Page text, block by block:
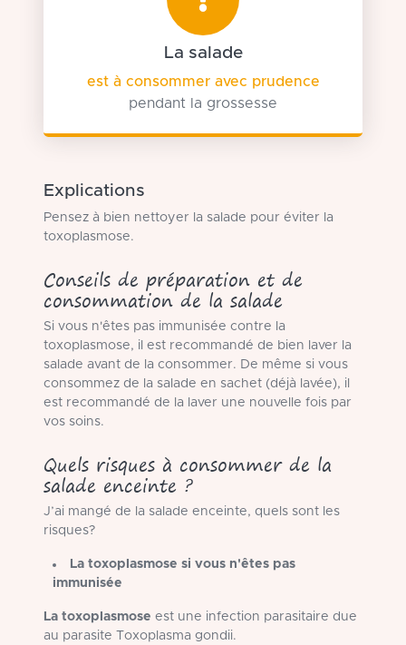
La salade
est à consommer avec prudence
pendant la grossesse
Explications
Pensez à bien nettoyer la salade pour éviter la
toxoplasmose.
Conseils de préparation et de
consommation de la salade
Si vous n'êtes pas immunisée contre la
toxoplasmose, il est recommandé de bien laver la
salade avant de la consommer. De même si vous
consommez de la salade en sachet (déjà lavée), il
est recommandé de la laver une nouvelle fois par
vos soins.
Quels risques à consommer de la
salade enceinte ?
J’ai mangé de la salade enceinte, quels sont les
risques?
La toxoplasmose si vous n'êtes pas
immunisée
La toxoplasmose est une infection parasitaire due
au parasite Toxoplasma gondii.